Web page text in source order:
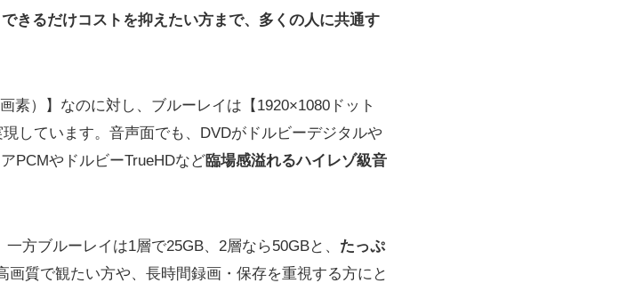
きるだけコストを抑えたい方まで、多くの人に共通す
素）】なのに対し、ブルーレイは【1920×1080ドット
現しています。音声面でも、DVDがドルビーデジタルや
PCMやドルビーTrueHDなど臨場感溢れるハイレゾ級音
方ブルーレイは1層で25GB、2層なら50GBと、 たっぷ
画質で観たい方や、長時間録画・保存を重視する方にと